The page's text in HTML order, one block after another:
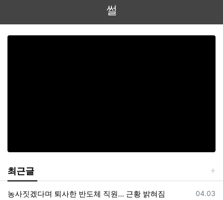
썰
최근글
등록일
04.03
농사짓겠다며 퇴사한 반도체 직원… 근황 밝혀짐